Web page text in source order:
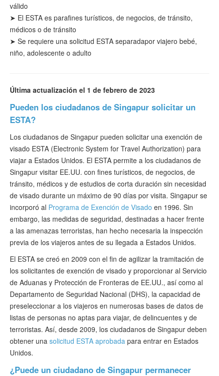
válido
➤ El ESTA es parafines turísticos, de negocios, de tránsito,
médicos o de tránsito
➤ Se requiere una solicitud ESTA separadapor viajero bebé,
niño, adolescente o adulto
Última actualización el 1 de febrero de 2023
Pueden los ciudadanos de Singapur solicitar un
ESTA?
Los ciudadanos de Singapur pueden solicitar una exención de
visado ESTA (Electronic System for Travel Authorization) para
viajar a Estados Unidos. El ESTA permite a los ciudadanos de
Singapur visitar EE.UU. con fines turísticos, de negocios, de
tránsito, médicos y de estudios de corta duración sin necesidad
de visado durante un máximo de 90 días por visita. Singapur se
incorporó al Programa de Exención de Visado en 1996. Sin
embargo, las medidas de seguridad, destinadas a hacer frente
a las amenazas terroristas, han hecho necesaria la inspección
previa de los viajeros antes de su llegada a Estados Unidos.
El ESTA se creó en 2009 con el fin de agilizar la tramitación de
los solicitantes de exención de visado y proporcionar al Servicio
de Aduanas y Protección de Fronteras de EE.UU., así como al
Departamento de Seguridad Nacional (DHS), la capacidad de
preseleccionar a los viajeros en numerosas bases de datos de
listas de personas no aptas para viajar, de delincuentes y de
terroristas. Así, desde 2009, los ciudadanos de Singapur deben
obtener una solicitud ESTA aprobada para entrar en Estados
Unidos.
¿Puede un ciudadano de Singapur permanecer